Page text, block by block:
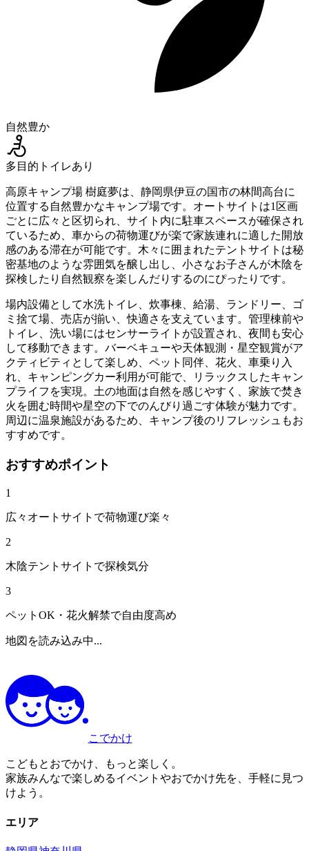
自然豊か
多目的トイレあり
高原キャンプ場 樹庭夢は、静岡県伊豆の国市の林間高台に
位置する自然豊かなキャンプ場です。オートサイトは1区画
ごとに広々と区切られ、サイト内に駐車スペースが確保され
ているため、車からの荷物運びが楽で家族連れに適した開放
感のある滞在が可能です。木々に囲まれたテントサイトは秘
密基地のような雰囲気を醸し出し、小さなお子さんが木陰を
探検したり自然観察を楽しんだりするのにぴったりです。
場内設備として水洗トイレ、炊事棟、給湯、ランドリー、ゴ
ミ捨て場、売店が揃い、快適さを支えています。管理棟前や
トイレ、洗い場にはセンサーライトが設置され、夜間も安心
して移動できます。バーベキューや天体観測・星空観賞がア
クティビティとして楽しめ、ペット同伴、花火、車乗り入
れ、キャンピングカー利用が可能で、リラックスしたキャン
プライフを実現。土の地面は自然を感じやすく、家族で焚き
火を囲む時間や星空の下でのんびり過ごす体験が魅力です。
周辺に温泉施設があるため、キャンプ後のリフレッシュもお
すすめです。
おすすめポイント
1
広々オートサイトで荷物運び楽々
2
木陰テントサイトで探検気分
3
ペットOK・花火解禁で自由度高め
地図を読み込み中...
こでかけ
こどもとおでかけ、もっと楽しく。
家族みんなで楽しめるイベントやおでかけ先を、手軽に見つ
けよう。
エリア